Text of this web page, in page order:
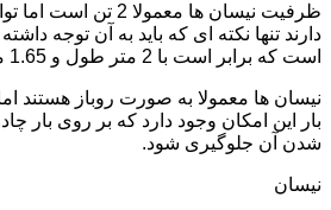
ظرفیت نیسان ها معمولا
دارند تنها نکته ای که باید به آن توجه
است که برابر است با 2 متر طول و 1.65 متر عرض.
نیسان ها معمولا به صورت روباز هستند
بار این امکان وجود دارد که بر روی بار
شدن آن جلوگیری شود.
نیسان